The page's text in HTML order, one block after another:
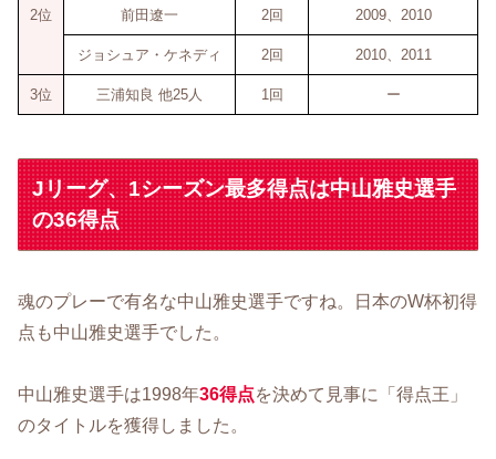
2位 前田遼一 2回 2009、2010
ジョシュア・ケネディ 2回 2010、2011
3位 三浦知良 他25人 1回 ー
Jリーグ、1シーズン最多得点は中山雅史選手
の36得点
魂のプレーで有名な中山雅史選手ですね。日本のW杯初得
点も中山雅史選手でした。
中山雅史選手は1998年36得点を決めて見事に「得点王」
のタイトルを獲得しました。